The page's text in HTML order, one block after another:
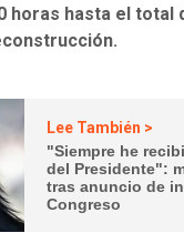
horas hasta el total
Lee También >
"Siempre he
del Presidente":
tras anuncio de
Congreso